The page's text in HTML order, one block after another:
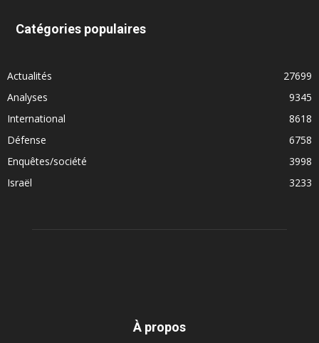
Catégories populaires
Actualités
27699
Analyses
9345
International
8618
Défense
6758
Enquêtes/société
3998
Israël
3233
À propos